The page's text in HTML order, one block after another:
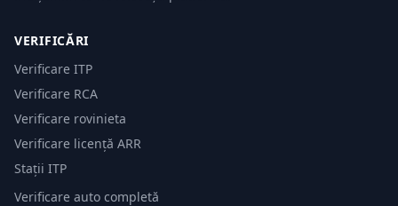
VERIFICĂRI
Verificare ITP
Verificare RCA
Verificare rovinieta
Verificare licență ARR
Stații ITP
Verificare auto completă